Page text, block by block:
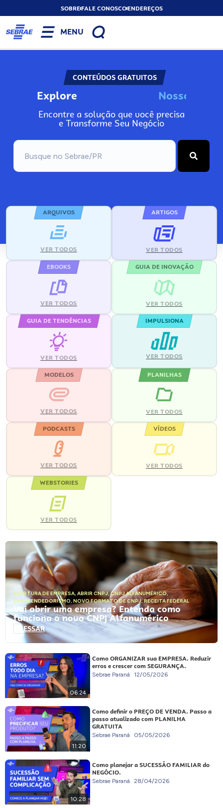
SOBREFALE CONOSCOENDEREÇOS
MENU
CONTEÚDOS GRATUITOS
Explore Nossa
Encontre a solução que você precisa
e Transforme Seu Negócio
ARQUIVOS
VER TODOS
ARTIGOS
VER TODOS
EBOOKS
VER TODOS
GUIA DE INOVAÇÃO
VER TODOS
GUIA DE TENDÊNCIAS
VER TODOS
IMPULSIONA
VER TODOS
MODELOS
VER TODOS
PLANILHAS
VER TODOS
PODCASTS
VER TODOS
VÍDEOS
VER TODOS
WEBSTORIES
VER TODOS
ABERTURA DE EMPRESA, ABRIR CNPJ,CNPJ ALFANUMÉRICO,
EMPREENDEDORISMO, NOVO FORMATO DE CNPJ,RECEITA FEDERAL
Vai abrir uma empresa? Entenda como
funciona o novo CNPJ Alfanumérico
ACESSAR
06:24
Como ORGANIZAR sua EMPRESA. Reduzir
erros e crescer com SEGURANÇA.
Sebrae Paraná 12/05/2026
11:20
Como definir o PREÇO DE VENDA. Passo a
passo atualizado com PLANILHA
GRATUITA
Sebrae Paraná 05/05/2026
10:28
Como planejar a SUCESSÃO FAMILIAR do
NEGÓCIO.
Sebrae Paraná 28/04/2026